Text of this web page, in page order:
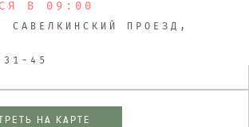
В 09:00
САВЕЛКИНСКИЙ ПРОЕЗД,
45
НА КАРТЕ